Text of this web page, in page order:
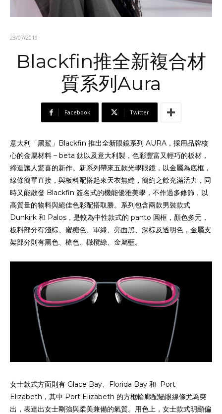
23/07/2019
Blackfin推全新複合材
質系列Aura
Facebook Twitter
意大利「黑鯊」 Blackfin 推出全新眼鏡系列 AURA ，採用品牌核
心的金屬材料 – beta 鈦以及意大利製，色彩豐富又輕巧的板材，
締造讓人驚喜的新作。新系列帶來五款光學眼鏡，以金屬為底框，
線條簡單直接，與板料配搭起來天衣無縫，簡約之餘充滿活力，同
時又能散發 Blackfin 簽名式的機能優雅美學，不作過多修飾，以
高質量的物料與絕佳色彩配搭取勝。系列包含兩款男裝款式
Dunkirk 和 Palos ，是較為中性款式的 panto 圓框，顏色多元，
板料部分有淺棕、蜜糖色、軍綠、亮面黑、深棕及透明色，金屬支
架部分則有黑色、槍色、橄欖綠、金屬藍。
女士款式方面則有 Glace Bay、 Florida Bay 和
Port
Elizabeth ，其中 Port Elizabeth 的方框輪廊配貓眼線條尤為突
出，表達出女士剛強與柔美兼備的氣質。用色上，女士款式明顯偏